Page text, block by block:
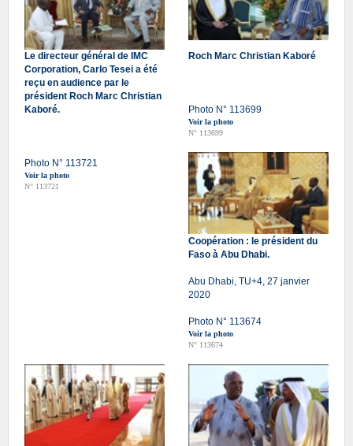
Le directeur général de IMC
Corporation, Carlo Tesei a été
reçu en audience par le
président Roch Marc Christian
Kaboré.
Photo N° 113721
Voir la photo
N° 113721
Roch Marc Christian Kaboré
Photo N° 113699
Voir la photo
N° 113699
Coopération : le président du
Faso à Abu Dhabi.
Abu Dhabi, TU+4, 27 janvier
2020
Photo N° 113674
Voir la photo
N° 113674